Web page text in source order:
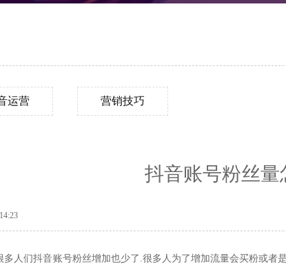
运营 营销技巧
抖音账号粉丝量
多人们抖音账号粉丝增加也少了.很多人为了增加流量会买粉或